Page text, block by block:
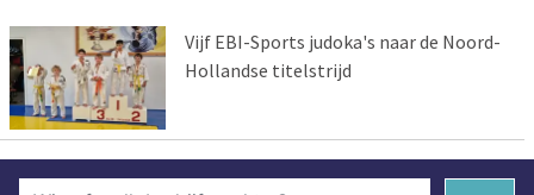
Vijf EBI-Sports judoka's naar de Noord-
Hollandse titelstrijd